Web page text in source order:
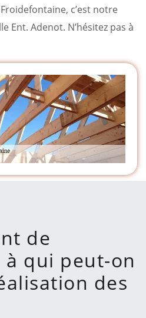
c’est notre
Ent. Adenot. N’hésitez pas à
de
qui peut-on
des